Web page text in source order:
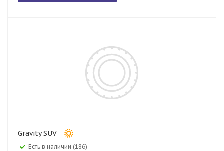
Gravity SUV
Есть в наличии (186)